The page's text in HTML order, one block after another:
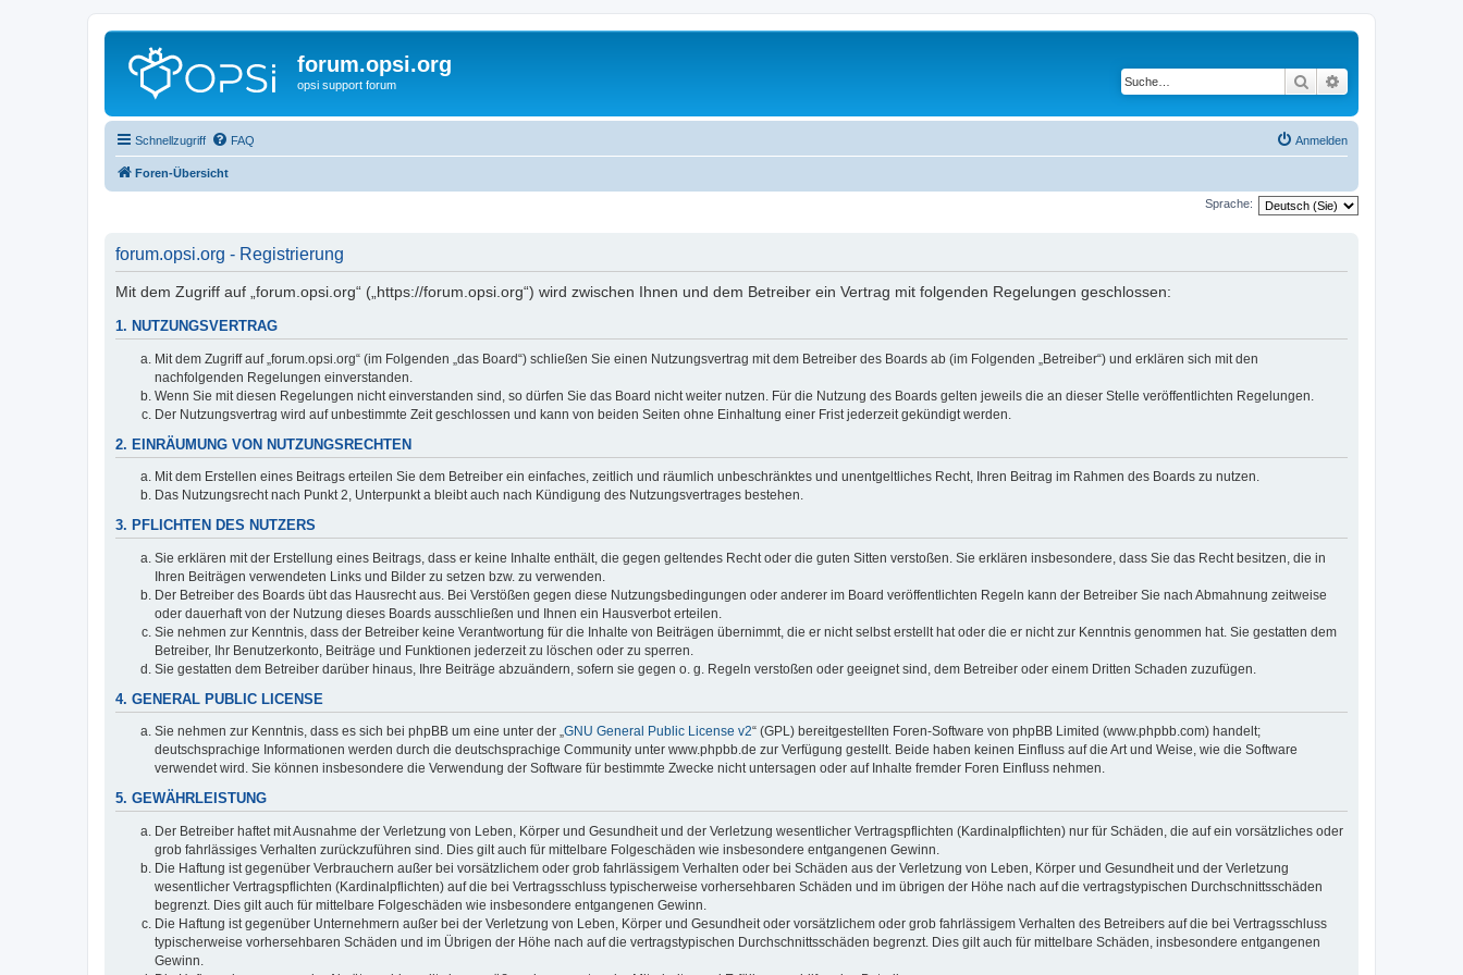
forum.opsi.org
opsi support forum Suche
Schnellzugriff FAQ Anmelden
Foren-Übersicht
Sprache:
forum.opsi.org - Registrierung
Mit dem Zugriff auf „forum.opsi.org“ („https://forum.opsi.org“) wird zwischen Ihnen und dem Betreiber ein Vertrag mit folgenden Regelungen geschlossen:
1. NUTZUNGSVERTRAG
Mit dem Zugriff auf „forum.opsi.org“ (im Folgenden „das Board“) schließen Sie einen Nutzungsvertrag mit dem Betreiber des Boards ab (im Folgenden „Betreiber“) und erklären sich mit den
nachfolgenden Regelungen einverstanden.
Wenn Sie mit diesen Regelungen nicht einverstanden sind, so dürfen Sie das Board nicht weiter nutzen. Für die Nutzung des Boards gelten jeweils die an dieser Stelle veröffentlichten Regelungen.
Der Nutzungsvertrag wird auf unbestimmte Zeit geschlossen und kann von beiden Seiten ohne Einhaltung einer Frist jederzeit gekündigt werden.
2. EINRÄUMUNG VON NUTZUNGSRECHTEN
Mit dem Erstellen eines Beitrags erteilen Sie dem Betreiber ein einfaches, zeitlich und räumlich unbeschränktes und unentgeltliches Recht, Ihren Beitrag im Rahmen des Boards zu nutzen.
Das Nutzungsrecht nach Punkt 2, Unterpunkt a bleibt auch nach Kündigung des Nutzungsvertrages bestehen.
3. PFLICHTEN DES NUTZERS
Sie erklären mit der Erstellung eines Beitrags, dass er keine Inhalte enthält, die gegen geltendes Recht oder die guten Sitten verstoßen. Sie erklären insbesondere, dass Sie das Recht besitzen, die in
Ihren Beiträgen verwendeten Links und Bilder zu setzen bzw. zu verwenden.
Der Betreiber des Boards übt das Hausrecht aus. Bei Verstößen gegen diese Nutzungsbedingungen oder anderer im Board veröffentlichten Regeln kann der Betreiber Sie nach Abmahnung zeitweise
oder dauerhaft von der Nutzung dieses Boards ausschließen und Ihnen ein Hausverbot erteilen.
Sie nehmen zur Kenntnis, dass der Betreiber keine Verantwortung für die Inhalte von Beiträgen übernimmt, die er nicht selbst erstellt hat oder die er nicht zur Kenntnis genommen hat. Sie gestatten dem
Betreiber, Ihr Benutzerkonto, Beiträge und Funktionen jederzeit zu löschen oder zu sperren.
Sie gestatten dem Betreiber darüber hinaus, Ihre Beiträge abzuändern, sofern sie gegen o. g. Regeln verstoßen oder geeignet sind, dem Betreiber oder einem Dritten Schaden zuzufügen.
4. GENERAL PUBLIC LICENSE
Sie nehmen zur Kenntnis, dass es sich bei phpBB um eine unter der „GNU General Public License v2“ (GPL) bereitgestellten Foren-Software von phpBB Limited (www.phpbb.com) handelt;
deutschsprachige Informationen werden durch die deutschsprachige Community unter www.phpbb.de zur Verfügung gestellt. Beide haben keinen Einfluss auf die Art und Weise, wie die Software
verwendet wird. Sie können insbesondere die Verwendung der Software für bestimmte Zwecke nicht untersagen oder auf Inhalte fremder Foren Einfluss nehmen.
5. GEWÄHRLEISTUNG
Der Betreiber haftet mit Ausnahme der Verletzung von Leben, Körper und Gesundheit und der Verletzung wesentlicher Vertragspflichten (Kardinalpflichten) nur für Schäden, die auf ein vorsätzliches oder
grob fahrlässiges Verhalten zurückzuführen sind. Dies gilt auch für mittelbare Folgeschäden wie insbesondere entgangenen Gewinn.
Die Haftung ist gegenüber Verbrauchern außer bei vorsätzlichem oder grob fahrlässigem Verhalten oder bei Schäden aus der Verletzung von Leben, Körper und Gesundheit und der Verletzung
wesentlicher Vertragspflichten (Kardinalpflichten) auf die bei Vertragsschluss typischerweise vorhersehbaren Schäden und im übrigen der Höhe nach auf die vertragstypischen Durchschnittsschäden
begrenzt. Dies gilt auch für mittelbare Folgeschäden wie insbesondere entgangenen Gewinn.
Die Haftung ist gegenüber Unternehmern außer bei der Verletzung von Leben, Körper und Gesundheit oder vorsätzlichem oder grob fahrlässigem Verhalten des Betreibers auf die bei Vertragsschluss
typischerweise vorhersehbaren Schäden und im Übrigen der Höhe nach auf die vertragstypischen Durchschnittsschäden begrenzt. Dies gilt auch für mittelbare Schäden, insbesondere entgangenen
Gewinn.